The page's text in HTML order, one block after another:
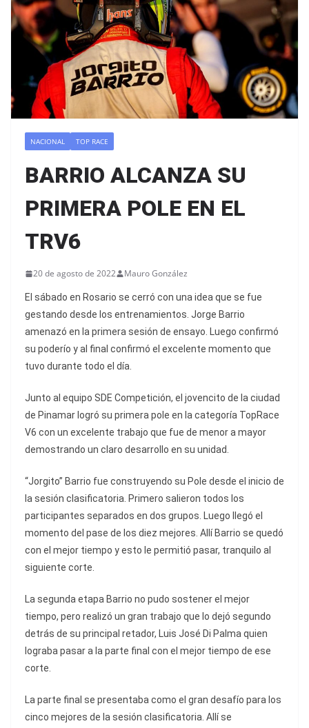
NACIONAL TOP RACE
BARRIO ALCANZA SU
PRIMERA POLE EN EL
TRV6
20 de agosto de 2022 Mauro González
El sábado en Rosario se cerró con una idea que se fue
gestando desde los entrenamientos. Jorge Barrio
amenazó en la primera sesión de ensayo. Luego confirmó
su poderío y al final confirmó el excelente momento que
tuvo durante todo el día.
Junto al equipo SDE Competición, el jovencito de la ciudad
de Pinamar logró su primera pole en la categoría TopRace
V6 con un excelente trabajo que fue de menor a mayor
demostrando un claro desarrollo en su unidad.
“Jorgito” Barrio fue construyendo su Pole desde el inicio de
la sesión clasificatoria. Primero salieron todos los
participantes separados en dos grupos. Luego llegó el
momento del pase de los diez mejores. Allí Barrio se quedó
con el mejor tiempo y esto le permitió pasar, tranquilo al
siguiente corte.
La segunda etapa Barrio no pudo sostener el mejor
tiempo, pero realizó un gran trabajo que lo dejó segundo
detrás de su principal retador, Luis José Di Palma quien
lograba pasar a la parte final con el mejor tiempo de ese
corte.
La parte final se presentaba como el gran desafío para los
cinco mejores de la sesión clasificatoria. Allí se